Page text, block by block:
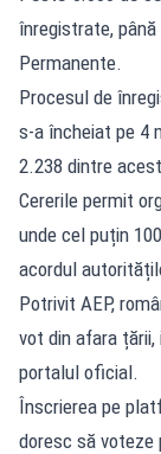
înregistrate,
Permanente.
Procesul de
s-a încheiat pe 4
2.238 dintre
Cererile permit
unde cel puțin
acordul
Potrivit AEP,
vot din afara
portalul oficial.
Înscrierea pe
doresc să voteze